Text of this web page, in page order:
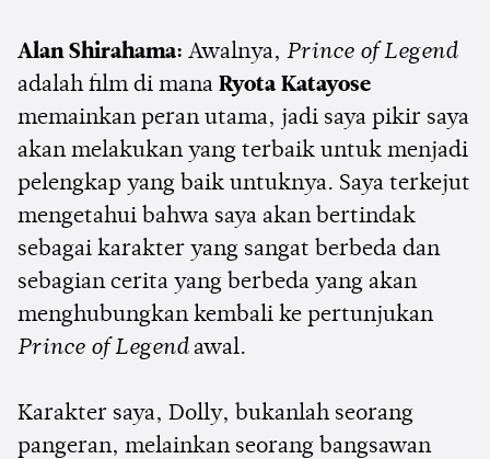
Alan Shirahama: Awalnya, Prince of Legend
adalah film di mana Ryota Katayose
memainkan peran utama, jadi saya pikir saya
akan melakukan yang terbaik untuk menjadi
pelengkap yang baik untuknya. Saya terkejut
mengetahui bahwa saya akan bertindak
sebagai karakter yang sangat berbeda dan
sebagian cerita yang berbeda yang akan
menghubungkan kembali ke pertunjukan
Prince of Legendawal.
Karakter saya, Dolly, bukanlah seorang
pangeran, melainkan seorang bangsawan